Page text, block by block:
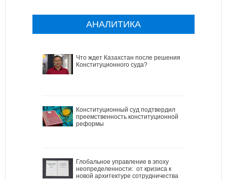
АНАЛИТИКА
Что ждет Казахстан после решения
Конституционного суда?
Конституционный суд подтвердил
преемственность конституционной
реформы
Глобальное управление в эпоху
неопределенности: от кризиса к
новой архитектуре сотрудничества